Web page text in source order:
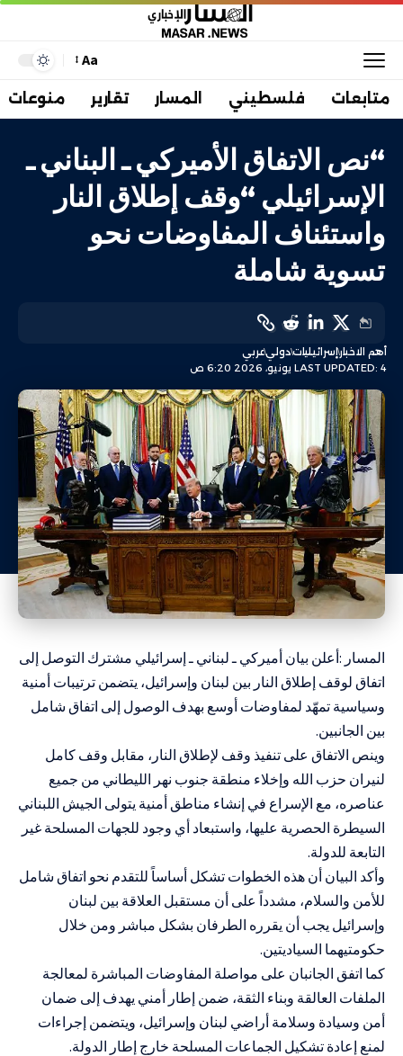
Aa
متابعات فلسطيني المسار تقارير منوعات
“نص الاتفاق الأميركي ـ البناني ـ
الإسرائيلي “وقف إطلاق النار
واستئناف المفاوضات نحو
تسوية شاملة
LAST UPDATED: 4 يونيو، 2026 6:20 ص
أهم الاخبارإسرائيلياتدوليعربي
المسار :أعلن بيان أميركي ـ لبناني ـ إسرائيلي مشترك التوصل إلى
اتفاق لوقف إطلاق النار بين لبنان وإسرائيل، يتضمن ترتيبات أمنية
وسياسية تمهّد لمفاوضات أوسع بهدف الوصول إلى اتفاق شامل
بين الجانبين.
وينص الاتفاق على تنفيذ وقف لإطلاق النار، مقابل وقف كامل
لنيران حزب الله وإخلاء منطقة جنوب نهر الليطاني من جميع
عناصره، مع الإسراع في إنشاء مناطق أمنية يتولى الجيش اللبناني
السيطرة الحصرية عليها، واستبعاد أي وجود للجهات المسلحة غير
التابعة للدولة.
وأكد البيان أن هذه الخطوات تشكل أساساً للتقدم نحو اتفاق شامل
للأمن والسلام، مشدداً على أن مستقبل العلاقة بين لبنان
وإسرائيل يجب أن يقرره الطرفان بشكل مباشر ومن خلال
حكومتيهما السياديتين.
كما اتفق الجانبان على مواصلة المفاوضات المباشرة لمعالجة
الملفات العالقة وبناء الثقة، ضمن إطار أمني يهدف إلى ضمان
أمن وسيادة وسلامة أراضي لبنان وإسرائيل، ويتضمن إجراءات
لمنع إعادة تشكيل الجماعات المسلحة خارج إطار الدولة.